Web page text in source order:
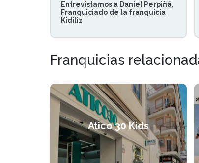
Entrevistamos a Daniel Perpiñá,
Franquiciado de la franquicia
Kidiliz
Franquicias
Atico 30 Kids